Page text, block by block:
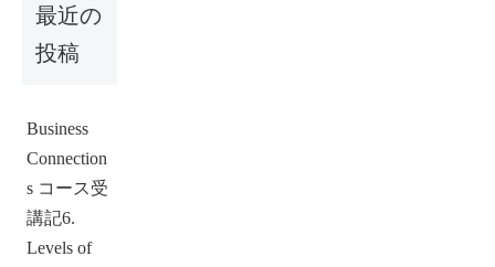
最近の
投稿
Business
Connection
s コース受
講記6.
Levels of